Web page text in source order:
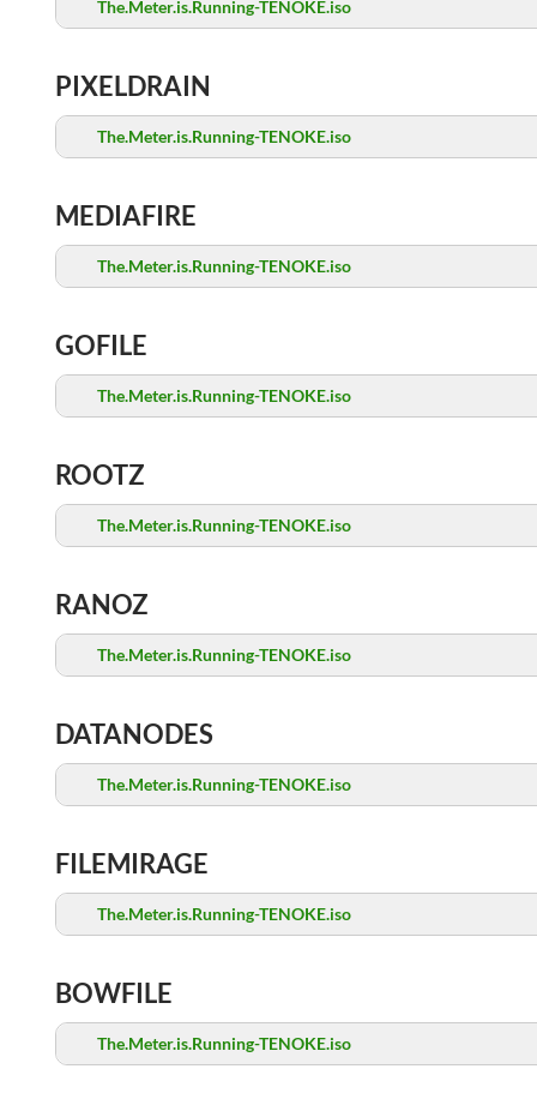
The.Meter.is.Running-TENOKE.iso
PIXELDRAIN
The.Meter.is.Running-TENOKE.iso
MEDIAFIRE
The.Meter.is.Running-TENOKE.iso
GOFILE
The.Meter.is.Running-TENOKE.iso
ROOTZ
The.Meter.is.Running-TENOKE.iso
RANOZ
The.Meter.is.Running-TENOKE.iso
DATANODES
The.Meter.is.Running-TENOKE.iso
FILEMIRAGE
The.Meter.is.Running-TENOKE.iso
BOWFILE
The.Meter.is.Running-TENOKE.iso